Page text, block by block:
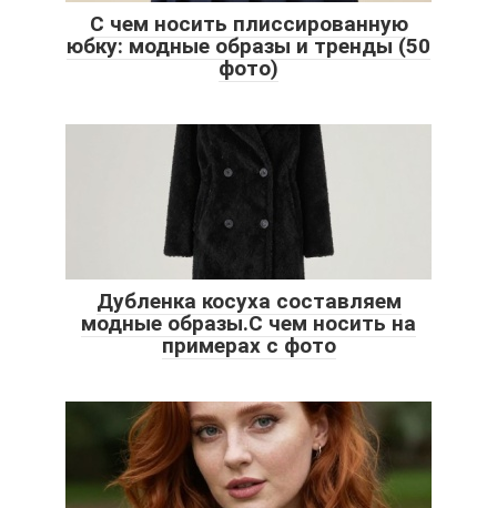
С чем носить плиссированную
юбку: модные образы и тренды (50
фото)
Дубленка косуха составляем
модные образы.С чем носить на
примерах с фото